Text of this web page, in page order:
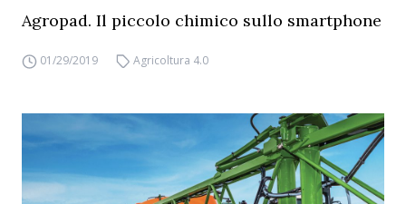
Agropad. Il piccolo chimico sullo smartphone
01/29/2019 Agricoltura 4.0